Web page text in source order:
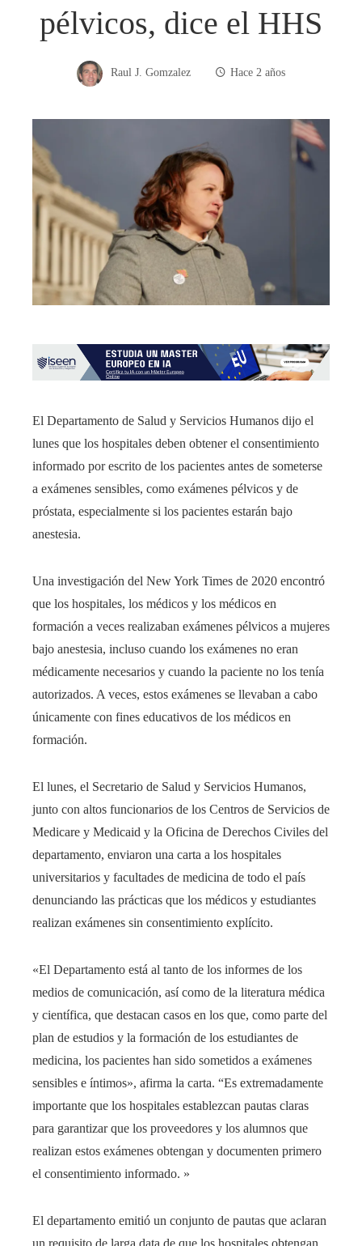
pélvicos, dice el HHS
Raul J. Gomzalez Hace 2 años
El Departamento de Salud y Servicios Humanos dijo el
lunes que los hospitales deben obtener el consentimiento
informado por escrito de los pacientes antes de someterse
a exámenes sensibles, como exámenes pélvicos y de
próstata, especialmente si los pacientes estarán bajo
anestesia.
Una investigación del New York Times de 2020 encontró
que los hospitales, los médicos y los médicos en
formación a veces realizaban exámenes pélvicos a mujeres
bajo anestesia, incluso cuando los exámenes no eran
médicamente necesarios y cuando la paciente no los tenía
autorizados. A veces, estos exámenes se llevaban a cabo
únicamente con fines educativos de los médicos en
formación.
El lunes, el Secretario de Salud y Servicios Humanos,
junto con altos funcionarios de los Centros de Servicios de
Medicare y Medicaid y la Oficina de Derechos Civiles del
departamento, enviaron una carta a los hospitales
universitarios y facultades de medicina de todo el país
denunciando las prácticas que los médicos y estudiantes
realizan exámenes sin consentimiento explícito.
«El Departamento está al tanto de los informes de los
medios de comunicación, así como de la literatura médica
y científica, que destacan casos en los que, como parte del
plan de estudios y la formación de los estudiantes de
medicina, los pacientes han sido sometidos a exámenes
sensibles e íntimos», afirma la carta. “Es extremadamente
importante que los hospitales establezcan pautas claras
para garantizar que los proveedores y los alumnos que
realizan estos exámenes obtengan y documenten primero
el consentimiento informado. »
El departamento emitió un conjunto de pautas que aclaran